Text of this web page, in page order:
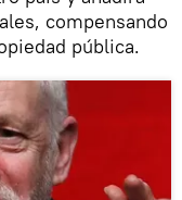
compensando
pública.